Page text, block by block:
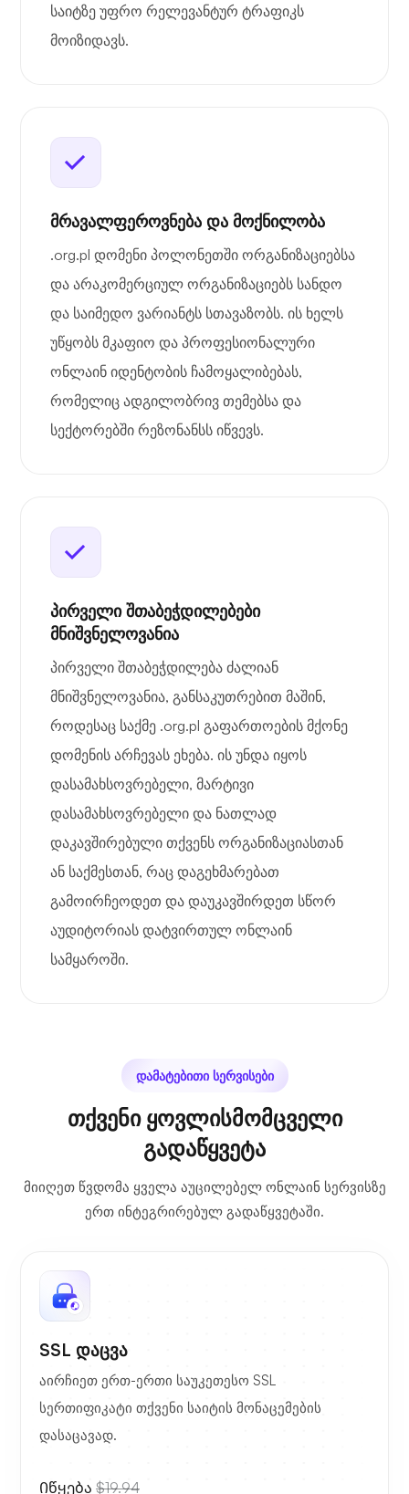
საიტზე უფრო რელევანტურ ტრაფიკს
მოიზიდავს.
მრავალფეროვნება და მოქნილობა
.org.pl დომენი პოლონეთში ორგანიზაციებსა
და არაკომერციულ ორგანიზაციებს სანდო
და საიმედო ვარიანტს სთავაზობს. ის ხელს
უწყობს მკაფიო და პროფესიონალური
ონლაინ იდენტობის ჩამოყალიბებას,
რომელიც ადგილობრივ თემებსა და
სექტორებში რეზონანსს იწვევს.
პირველი შთაბეჭდილებები
მნიშვნელოვანია
პირველი შთაბეჭდილება ძალიან
მნიშვნელოვანია, განსაკუთრებით მაშინ,
როდესაც საქმე .org.pl გაფართოების მქონე
დომენის არჩევას ეხება. ის უნდა იყოს
დასამახსოვრებელი, მარტივი
დასამახსოვრებელი და ნათლად
დაკავშირებული თქვენს ორგანიზაციასთან
ან საქმესთან, რაც დაგეხმარებათ
გამოირჩეოდეთ და დაუკავშირდეთ სწორ
აუდიტორიას დატვირთულ ონლაინ
სამყაროში.
დამატებითი სერვისები
თქვენი ყოვლისმომცველი
გადაწყვეტა
მიიღეთ წვდომა ყველა აუცილებელ ონლაინ სერვისზე
ერთ ინტეგრირებულ გადაწყვეტაში.
SSL დაცვა
აირჩიეთ ერთ-ერთი საუკეთესო SSL
სერთიფიკატი თქვენი საიტის მონაცემების
დასაცავად.
Იწყება $19.94